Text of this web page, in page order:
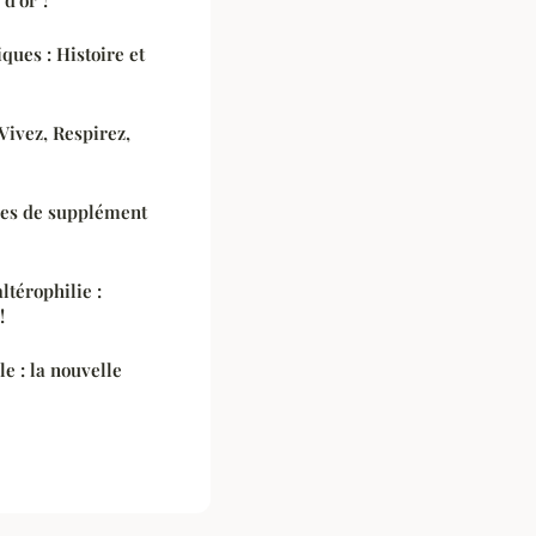
: Histoire et
Respirez,
de supplément
:
: la nouvelle